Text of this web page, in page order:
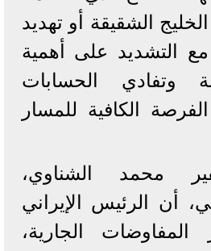
الشقيقة أو تهديد
مع التشديد على أهمية
وتفادي الحسابات
الكافية للمسار
محمد الشناوي،
أن الرئيس الإيراني
الجارية،